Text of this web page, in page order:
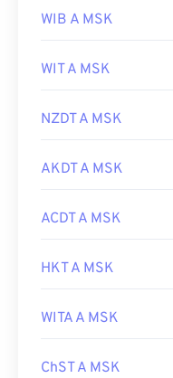
WIB A MSK
WIT A MSK
NZDT A MSK
AKDT A MSK
ACDT A MSK
HKT A MSK
WITA A MSK
ChST A MSK